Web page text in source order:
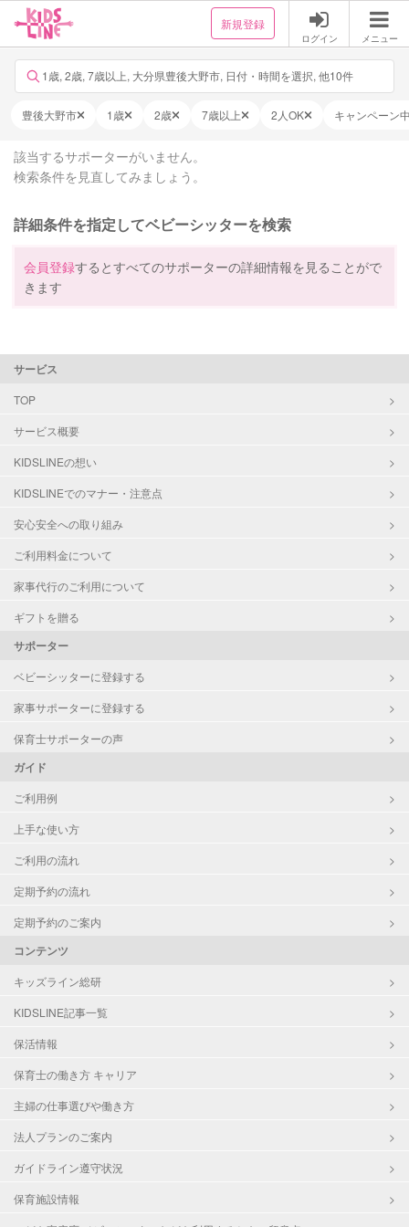
新規登録
ログイン メニュー
1歳, 2歳, 7歳以上, 大分県豊後大野市, 日付・時間を選択, 他10件
豊後大野市 1歳 2歳 7歳以上 2人OK キャンペーン
該当するサポーターがいません。
検索条件を見直してみましょう。
詳細条件を指定してベビーシッターを検索
会員登録するとすべてのサポーターの詳細情報を見ることがで
きます
サービス
TOP
サービス概要
KIDSLINEの想い
KIDSLINEでのマナー・注意点
安心安全への取り組み
ご利用料金について
家事代行のご利用について
ギフトを贈る
サポーター
ベビーシッターに登録する
家事サポーターに登録する
保育士サポーターの声
ガイド
ご利用例
上手な使い方
ご利用の流れ
定期予約の流れ
定期予約のご案内
コンテンツ
キッズライン総研
KIDSLINE記事一覧
保活情報
保育士の働き方 キャリア
主婦の仕事選びや働き方
法人プランのご案内
ガイドライン遵守状況
保育施設情報